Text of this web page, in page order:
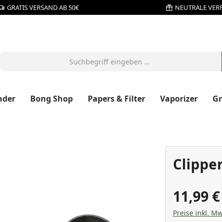
GRATIS VERSAND AB 50€ NEUTRALE
Bong Shop Papers & Filter Vaporizer
11,99 €
Preise inkl.